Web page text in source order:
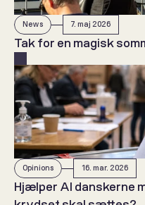
News 7. maj 2026
Tak for en magisk
Opinions 16. mar. 2026
Hjælper AI danskerne